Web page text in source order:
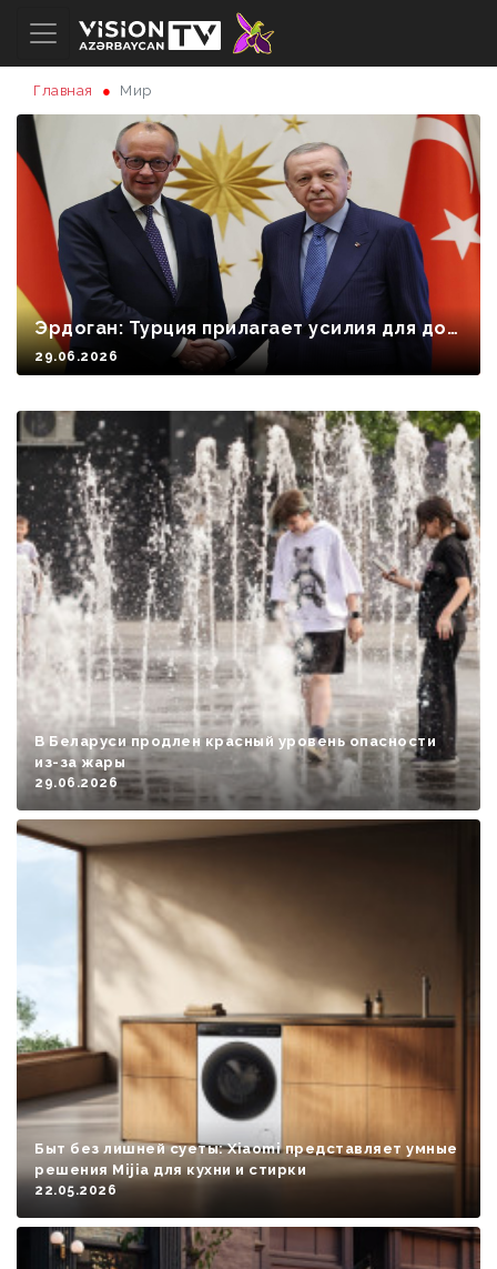
Главная Mир
Эрдоган: Турция прилагает усилия для дол
госрочного мира между Россией и Украин
ой
29.06.2026
В Беларуси продлен красный уровень опасности
из-за жары
29.06.2026
Быт без лишней суеты: Xiaomi представляет умные
решения Mijia для кухни и стирки
22.05.2026